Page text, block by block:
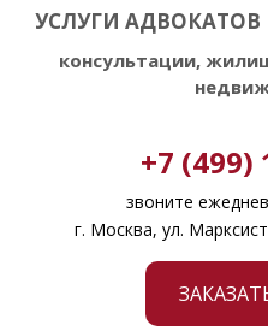
УСЛУГИ
консультации,
+7 (499)
звоните
г. Москва, ул.